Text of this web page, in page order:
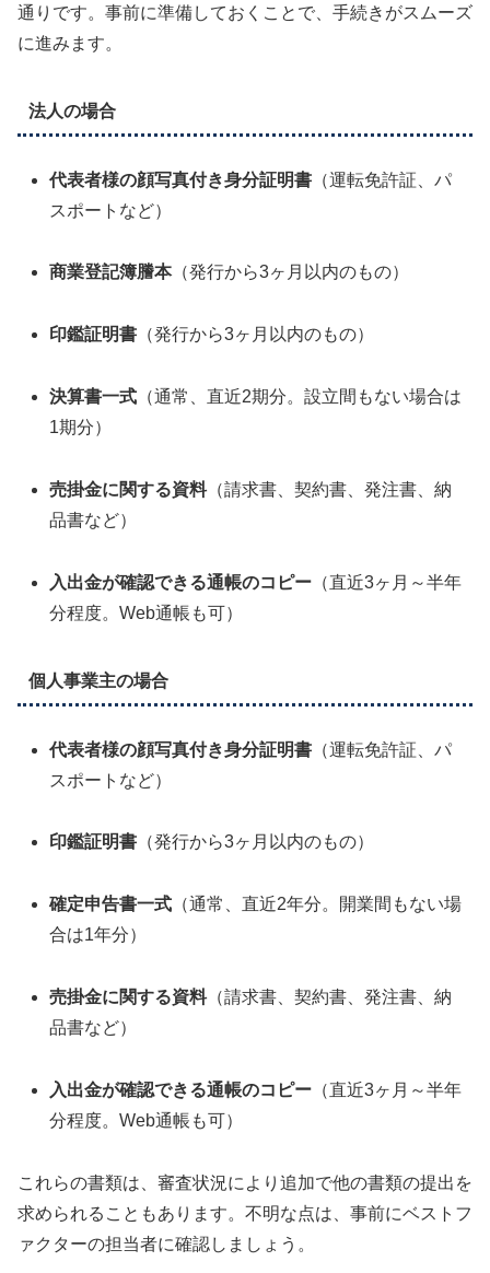
通りです。事前に準備しておくことで、手続きがスムーズ
に進みます。
法人の場合
代表者様の顔写真付き身分証明書 （運転免許証、パ
スポートなど）
商業登記簿謄本（発行から3ヶ月以内のもの）
印鑑証明書 （発行から3ヶ月以内のもの）
決算書一式 （通常、直近2期分。設立間もない場合は
1期分）
売掛金に関する資料（請求書、契約書、発注書、納
品書など）
入出金が確認できる通帳のコピー （直近3ヶ月～半年
分程度。Web通帳も可）
個人事業主の場合
代表者様の顔写真付き身分証明書 （運転免許証、パ
スポートなど）
印鑑証明書 （発行から3ヶ月以内のもの）
確定申告書一式 （通常、直近2年分。開業間もない場
合は1年分）
売掛金に関する資料（請求書、契約書、発注書、納
品書など）
入出金が確認できる通帳のコピー （直近3ヶ月～半年
分程度。Web通帳も可）
これらの書類は、審査状況により追加で他の書類の提出を
求められることもあります。不明な点は、事前にベストフ
ァクターの担当者に確認しましょう。